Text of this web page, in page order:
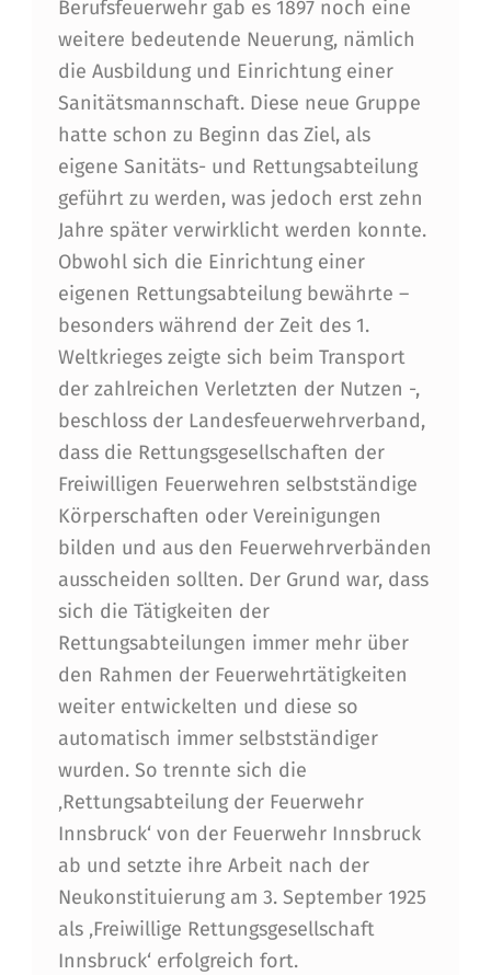
Berufsfeuerwehr gab es 1897 noch eine
weitere bedeutende Neuerung, nämlich
die Ausbildung und Einrichtung einer
Sanitätsmannschaft. Diese neue Gruppe
hatte schon zu Beginn das Ziel, als
eigene Sanitäts- und Rettungsabteilung
geführt zu werden, was jedoch erst zehn
Jahre später verwirklicht werden konnte.
Obwohl sich die Einrichtung einer
eigenen Rettungsabteilung bewährte –
besonders während der Zeit des 1.
Weltkrieges zeigte sich beim Transport
der zahlreichen Verletzten der Nutzen -,
beschloss der Landesfeuerwehrverband,
dass die Rettungsgesellschaften der
Freiwilligen Feuerwehren selbstständige
Körperschaften oder Vereinigungen
bilden und aus den Feuerwehrverbänden
ausscheiden sollten. Der Grund war, dass
sich die Tätigkeiten der
Rettungsabteilungen immer mehr über
den Rahmen der Feuerwehrtätigkeiten
weiter entwickelten und diese so
automatisch immer selbstständiger
wurden. So trennte sich die
‚Rettungsabteilung der Feuerwehr
Innsbruck‘ von der Feuerwehr Innsbruck
ab und setzte ihre Arbeit nach der
Neukonstituierung am 3. September 1925
als ‚Freiwillige Rettungsgesellschaft
Innsbruck‘ erfolgreich fort.